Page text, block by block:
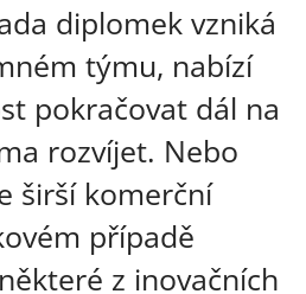
diplomek vzniká
týmu, nabízí
pokračovat dál na
rozvíjet. Nebo
širší komerční
případě
z inovačních